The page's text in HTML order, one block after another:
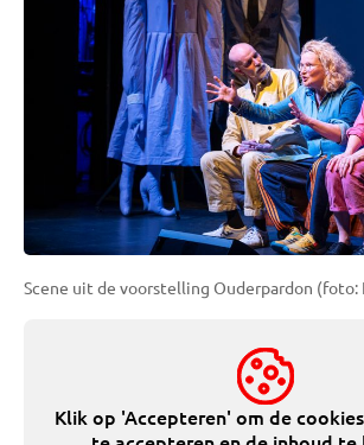
Scene uit de voorstelling Ouderpardon (foto:
Klik op 'Accepteren' om de